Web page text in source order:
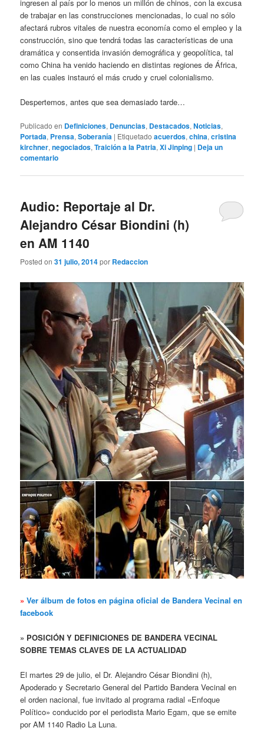
ingresen al país por lo menos un millón de chinos, con la excusa
de trabajar en las construcciones mencionadas, lo cual no sólo
afectará rubros vitales de nuestra economía como el empleo y la
construcción, sino que tendrá todas las características de una
dramática y consentida invasión demográfica y geopolítica, tal
como China ha venido haciendo en distintas regiones de África,
en las cuales instauró el más crudo y cruel colonialismo.
Despertemos, antes que sea demasiado tarde…
Publicado en Definiciones, Denuncias, Destacados,Noticias,
Portada, Prensa,Soberanía | Etiquetado acuerdos,china,cristina
kirchner,negociados,Traición a la Patria,Xi Jinping | Deja un
comentario
Audio: Reportaje al Dr.
Alejandro César Biondini (h)
en AM 1140
Posted on31 julio, 2014por Redaccion
» Ver álbum de fotos en página oficial de Bandera Vecinal en
facebook
» POSICIÓN Y DEFINICIONES DE BANDERA VECINAL
SOBRE TEMAS CLAVES DE LA ACTUALIDAD
El martes 29 de julio, el Dr. Alejandro César Biondini (h),
Apoderado y Secretario General del Partido Bandera Vecinal en
el orden nacional, fue invitado al programa radial «Enfoque
Político» conducido por el periodista Mario Egam, que se emite
por AM 1140 Radio La Luna.